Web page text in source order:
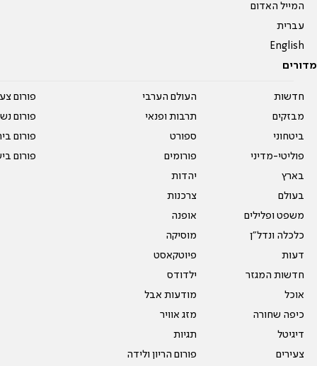
המייל האדום
עברית
English
מדורים
חדשות
מבזקים
ביטחוני
פוליטי-מדיני
בארץ
בעולם
משפט ופלילים
כלכלה ונדל"ן
דעות
חדשות המגזר
אוכל
כיפה שחורה
דיגיטל
צעירים
העולם הערבי
תרבות ופנאי
ספורט
פורומים
יהדות
צרכנות
אופנה
מוסיקה
פיוטקאסט
ילדודס
מודעות אבל
מזג אוויר
תגיות
פורום הריון ולידה
פורום
פורום
פורום
פורום